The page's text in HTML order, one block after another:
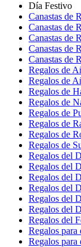
Día Festivo
Canastas de
Canastas de
Canastas de
Canastas de
Canastas de
Regalos de
Regalos de
Regalos de
Regalos de
Regalos de
Regalos de
Regalos de
Regalos de
Regalos del
Regalos del
Regalos del
Regalos del
Regalos del
Regalos del
Regalos del
Regalos para
Regalos